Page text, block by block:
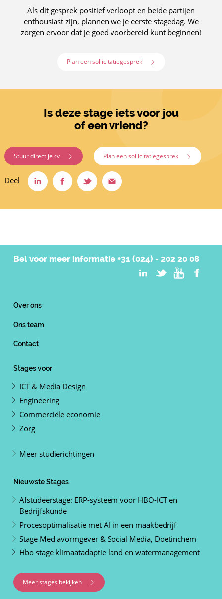
Als dit gesprek positief verloopt en beide partijen
enthousiast zijn, plannen we je eerste stagedag. We
zorgen ervoor dat je goed voorbereid kunt beginnen!
Plan een sollicitatiegesprek
Is deze stage iets voor jou
of een vriend?
Stuur direct je cv Plan een sollicitatiegesprek
Deel
Bel voor meer informatie +31 (024) - 202 20 08
Over ons
Ons team
Contact
Stages voor
ICT & Media Design
Engineering
Commerciële economie
Zorg
Meer studierichtingen
Nieuwste Stages
Afstudeerstage: ERP-systeem voor HBO-ICT en
Bedrijfskunde
Procesoptimalisatie met AI in een maakbedrijf
Stage Mediavormgever & Social Media, Doetinchem
Hbo stage klimaatadaptie land en watermanagement
Meer stages bekijken